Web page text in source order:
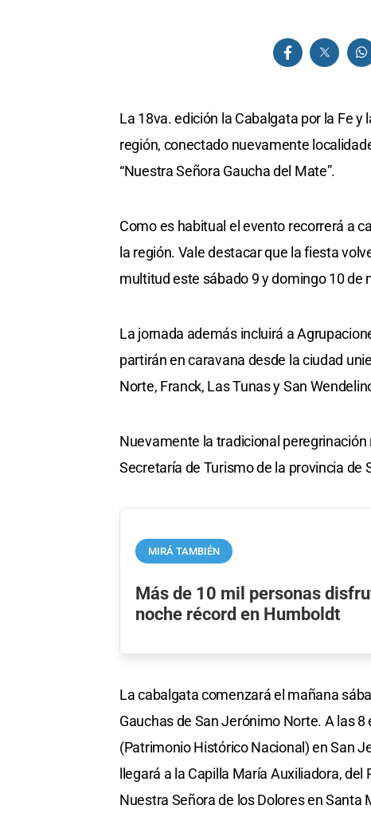
La 18va. edición la Cabalgata por la Fe
región, conectado nuevamente
“Nuestra Señora Gaucha del Mate”.
Como es habitual el evento recorrerá a
la región. Vale destacar que la fiesta
multitud este sábado 9 y domingo 10 de
La jornada además incluirá a
partirán en caravana desde la ciudad
Norte, Franck, Las Tunas y San
Nuevamente la tradicional
Secretaría de Turismo de la provincia de
MIRÁ TAMBIÉN
Más de 10 mil personas
noche récord en Humboldt
La cabalgata comenzará el mañana
Gauchas de San Jerónimo Norte. A las
(Patrimonio Histórico Nacional) en San
llegará a la Capilla María Auxiliadora,
Nuestra Señora de los Dolores en Santa